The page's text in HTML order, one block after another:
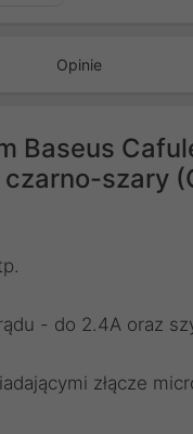
Opinie
Baseus
szary
- do 2.4A oraz
złącze